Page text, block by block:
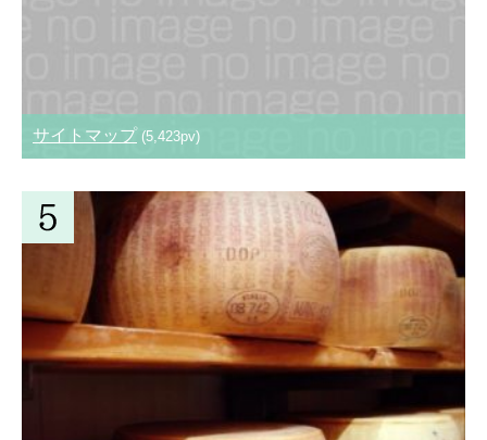
サイトマップ (5,423pv)